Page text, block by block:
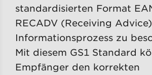
standardisierten Format
RECADV (Receiving
Informationsprozess zu
Mit diesem GS1 Standard
Empfänger den korrekten